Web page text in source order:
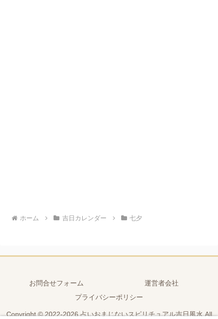
ホーム 吉日カレンダー 七夕
お問合せフォーム
運営者会社
プライバシーポリシー
Copyright © 2022-2026 占いおまじないスピリチュアル吉日風水 All